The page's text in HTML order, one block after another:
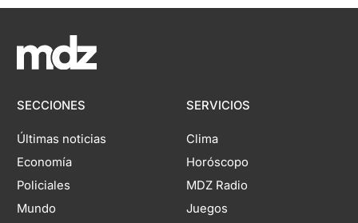
SECCIONES
Últimas noticias
Economía
Policiales
Mundo
SERVICIOS
Clima
Horóscopo
MDZ Radio
Juegos